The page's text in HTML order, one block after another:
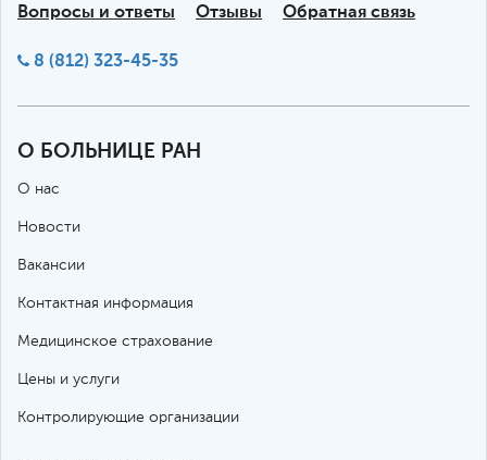
Вопросы и ответы
Отзывы Обратная связь
8 (812) 323-45-35
О БОЛЬНИЦЕ РАН
О нас
Новости
Вакансии
Контактная информация
Медицинское страхование
Цены и услуги
Контролирующие организации